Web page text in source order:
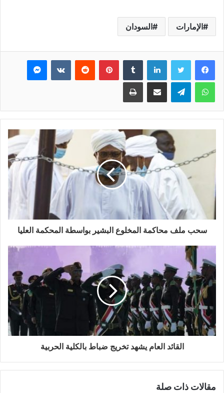
الإمارات السودان
فيسبوك تويتر لينكدإن بينتيريست ماسنجر
واتساب تيلقرام مشاركة عبر البريد طباعة
سحب ملف محاكمة المخلوع البشير بواسطة المحكمة العليا
القائد العام يشهد تخريج ضباط بالكلية الحربية
مقالات ذات صلة